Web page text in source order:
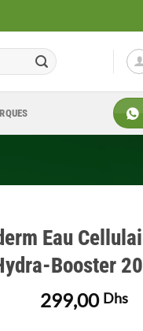
Eau
Booster
299,00 Dhs